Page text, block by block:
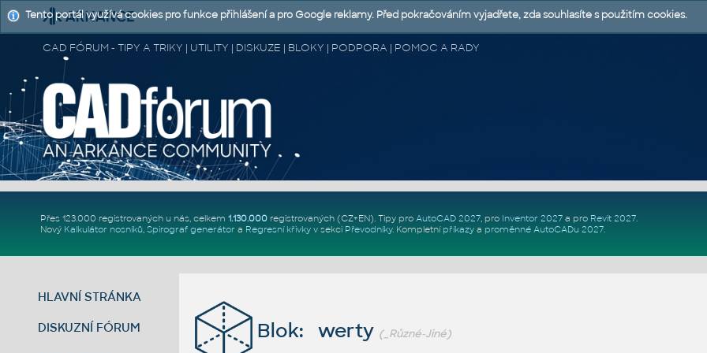
CAD FÓRUM - TIPY A TRIKY | UTILITY | DISKUZE | BLOKY | PODPORA | POMOC A RADY
Přes 123.000 registrovaných u nás, celkem 1.130.000registrovaných (CZ+EN). Tipy pro AutoCAD 2027, pro Inventor 2027a pro Revit 2027.
Nový Kalkulátor nosníků, Spirograf generátor a Regresní křivkyv sekci Převodníky. Kompletní příkazya proměnné AutoCADu 2027.
HLAVNÍ STRÁNKA
DISKUZNÍ FÓRUM Blok: werty (_Různé-Jiné)
Tento portál využívá cookies pro funkce přihlášení a pro Google reklamy. Před pokračováním vyjadřete, zda souhlasíte s použitím cookies.